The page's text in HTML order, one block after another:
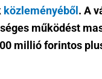
közleményéből . A
működést
millió forintos